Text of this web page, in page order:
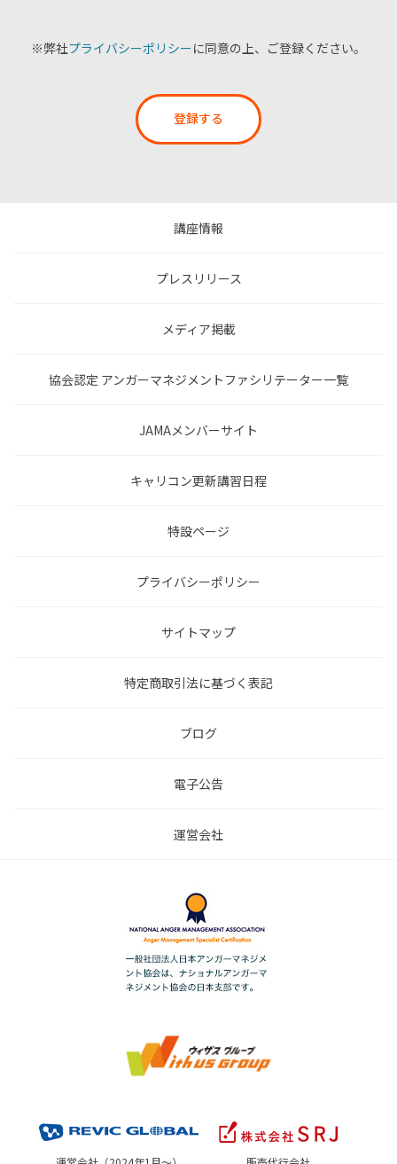
※弊社プライバシーポリシーに同意の上、ご登録ください。
登録する
講座情報
プレスリリース
メディア掲載
協会認定 アンガーマネジメントファシリテーター一覧
JAMAメンバーサイト
キャリコン更新講習日程
特設ページ
プライバシーポリシー
サイトマップ
特定商取引法に基づく表記
ブログ
電子公告
運営会社